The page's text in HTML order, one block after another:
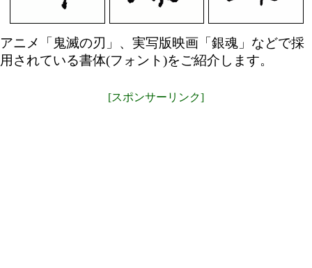
アニメ「鬼滅の刃」、実写版映画「銀魂」などで採
用されている書体(フォント)をご紹介します。
[スポンサーリンク]